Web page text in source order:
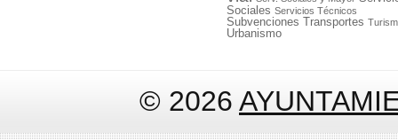
Sociales Servicios Técnicos
Subvenciones Transportes
Urbanismo
© 2026